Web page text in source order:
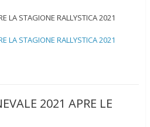
LA STAGIONE RALLYSTICA 2021
LA STAGIONE RALLYSTICA 2021
2021 APRE LE